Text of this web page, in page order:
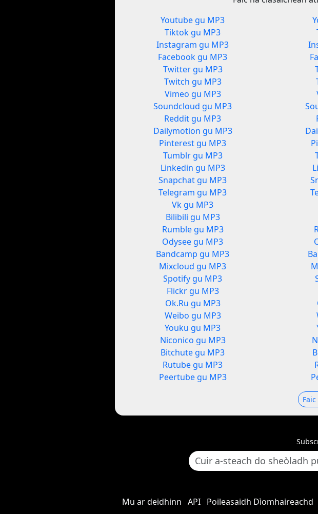
Youtube gu MP3
Tiktok gu MP3
Instagram gu MP3
Facebook gu MP3
Twitter gu MP3
Twitch gu MP3
Vimeo gu MP3
Soundcloud gu MP3
Reddit gu MP3
Dailymotion gu MP3
Pinterest gu MP3
Tumblr gu MP3
Linkedin gu MP3
Snapchat gu MP3
Telegram gu MP3
Vk gu MP3
Bilibili gu MP3
Rumble gu MP3
Odysee gu MP3
Bandcamp gu MP3
Mixcloud gu MP3
Spotify gu MP3
Flickr gu MP3
Ok.Ru gu MP3
Weibo gu MP3
Youku gu MP3
Niconico gu MP3
Bitchute gu MP3
Rutube gu MP3
Peertube gu MP3
Mu ar deidhinn API Poileasaidh Dìomhaireachd